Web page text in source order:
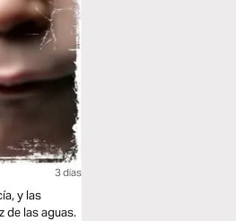
3 dias
y las
de las aguas.